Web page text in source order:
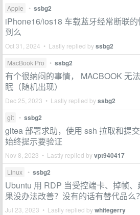
Apple • ssbg2
iPhone16/ios18 车载蓝牙经常断联
到么
Oct 31, 2024 • Lastly replied byssbg2
MacBook Pro • ssbg2
有个很纳闷的事情， MACBOOK 无
眠（随机出现）
Dec 25, 2023 • Lastly replied byssbg2
git • ssbg2
gitea 部署求助，使用 ssh 拉取和提
始终提示要验证
Nov 8, 2023 • Lastly replied byvpt940417
Linux • ssbg2
Ubuntu 用 RDP 当受控端卡、掉帧
果没办法改善？没有的话有替代品么？
Jul 23, 2023 • Lastly replied bywhitegerry